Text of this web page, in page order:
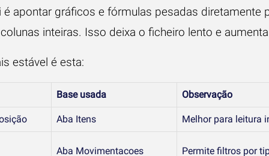
é apontar gráficos e fórmulas pesadas diretamente
inteiras. Isso deixa o ficheiro lento e
estável é esta:
Base usada Observação
Aba Itens Melhor para leitura
Aba Movimentacoes Permite filtros por